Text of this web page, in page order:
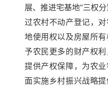
展、推进宅基地“三权
过农村不动产登记，
地使用权以及房屋所
予农民更多的财产权
提供产权保障，为农
面实施乡村振兴战略